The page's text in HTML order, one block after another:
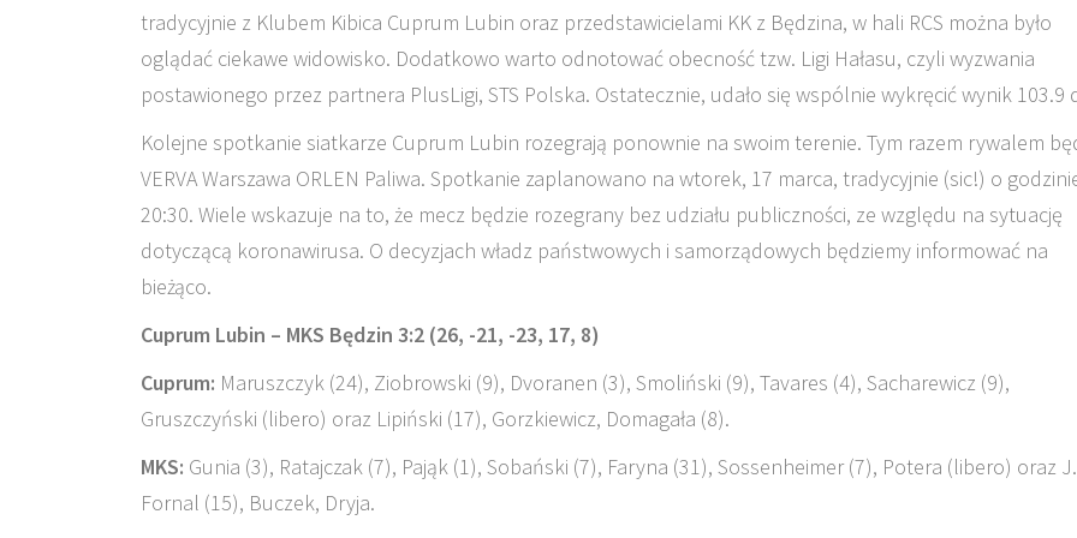
tradycyjnie z Klubem Kibica Cuprum Lubin oraz przedstawicielami KK z Będzina, w hali RCS można było
oglądać ciekawe widowisko. Dodatkowo warto odnotować obecność tzw. Ligi Hałasu, czyli wyzwania
postawionego przez partnera PlusLigi, STS Polska. Ostatecznie, udało się wspólnie wykręcić wynik 103.9
Kolejne spotkanie siatkarze Cuprum Lubin rozegrają ponownie na swoim terenie. Tym razem rywalem
VERVA Warszawa ORLEN Paliwa. Spotkanie zaplanowano na wtorek, 17 marca, tradycyjnie (sic!) o
20:30. Wiele wskazuje na to, że mecz będzie rozegrany bez udziału publiczności, ze względu na sytuację
dotyczącą koronawirusa. O decyzjach władz państwowych i samorządowych będziemy informować na
bieżąco.
Cuprum Lubin – MKS Będzin 3:2 (26, -21, -23, 17, 8)
Cuprum: Maruszczyk (24), Ziobrowski (9), Dvoranen (3), Smoliński (9), Tavares (4), Sacharewicz (9),
Gruszczyński (libero) oraz Lipiński (17), Gorzkiewicz, Domagała (8).
MKS: Gunia (3), Ratajczak (7), Pająk (1), Sobański (7), Faryna (31), Sossenheimer (7), Potera (libero) oraz J.
Fornal (15), Buczek, Dryja.